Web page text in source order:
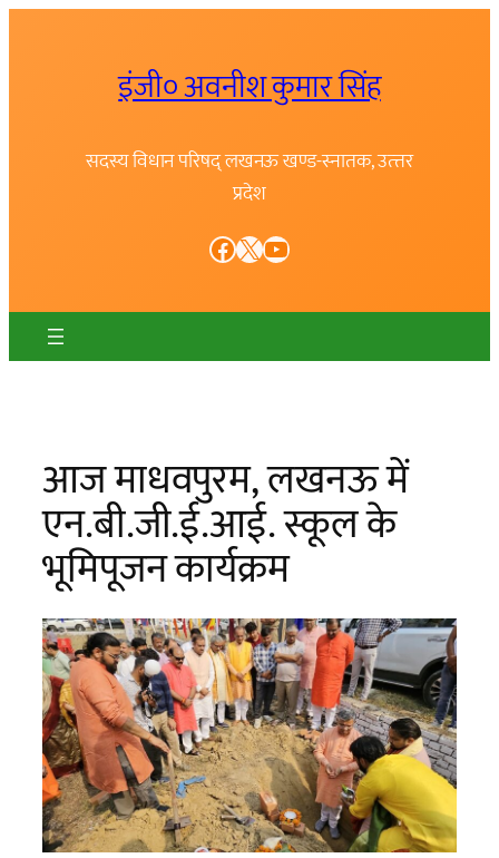
इंजी० अवनीश कुमार सिंह
सदस्य विधान परिषद् लखनऊ खण्ड-स्नातक, उत्त्तर
प्रदेश
Facebook X YouTube
आज माधवपुरम, लखनऊ में
एन.बी.जी.ई.आई. स्कूल के
भूमिपूजन कार्यक्रम